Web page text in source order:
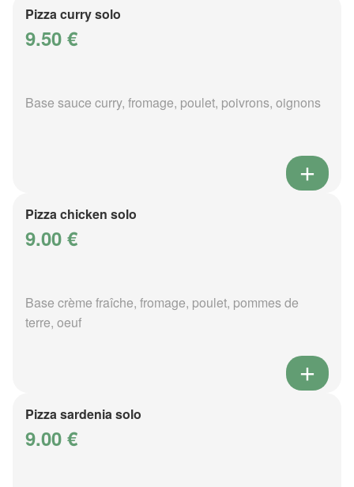
Pizza curry solo
9.50 €
Base sauce curry, fromage, poulet, poivrons, oignons
Pizza chicken solo
9.00 €
Base crème fraîche, fromage, poulet, pommes de
terre, oeuf
Pizza sardenia solo
9.00 €